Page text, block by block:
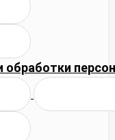
обработки